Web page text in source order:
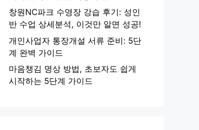
창원NC파크 수영장 강습 후기: 성인
반 수업 상세분석, 이것만 알면 성공!
개인사업자 통장개설 서류 준비: 5단
계 완벽 가이드
마음챙김 명상 방법, 초보자도 쉽게
시작하는 5단계 가이드